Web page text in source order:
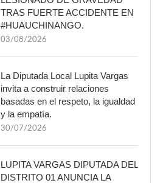
TRAS FUERTE ACCIDENTE EN
#HUAUCHINANGO.
03/08/2026
La Diputada Local Lupita Vargas
invita a construir relaciones
basadas en el respeto, la igualdad
y la empatía.
30/07/2026
LUPITA VARGAS DIPUTADA DEL
DISTRITO 01 ANUNCIA LA